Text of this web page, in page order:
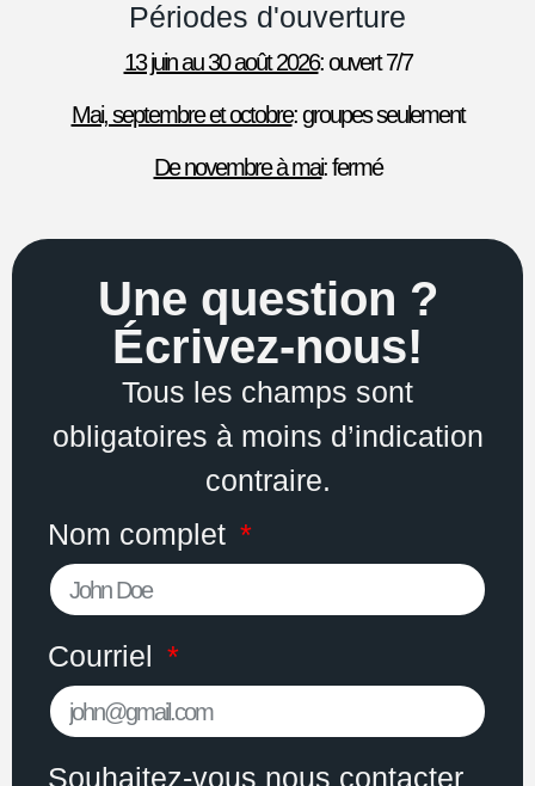
Périodes d'ouverture
13 juin au 30 août 2026: ouvert 7/7
Mai, septembre et octobre: groupes seulement
De novembre à mai: fermé
Une question ?
Écrivez-nous!
Tous les champs sont
obligatoires à moins d’indication
contraire.
Nom complet
Courriel
Souhaitez-vous nous contacter